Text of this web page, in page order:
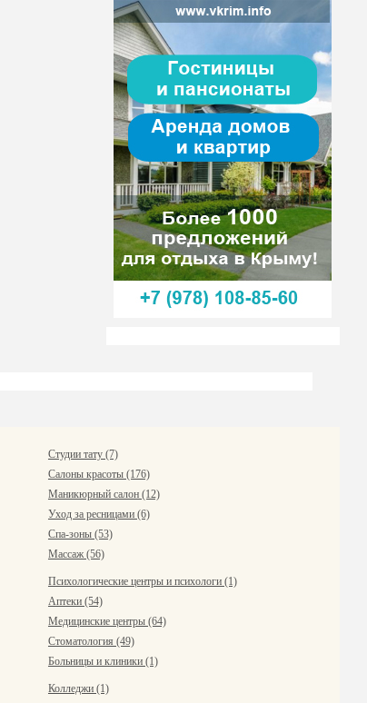
Студии тату (7)
Салоны красоты (176)
Маникюрный салон (12)
Уход за ресницами (6)
Спа-зоны (53)
Массаж (56)
Психологические центры и психологи (1)
Аптеки (54)
Медицинские центры (64)
Стоматология (49)
Больницы и клиники (1)
Колледжи (1)